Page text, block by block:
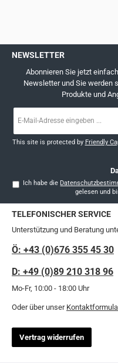
NEWSLETTER
Abonnieren Sie jetzt
Newsletter und Sie werden
Produkte und
Mail-
*
This site is protected by Friendly
Ich habe die
gelesen und
TELEFONISCHER SERVICE
Unterstützung und Beratung
Ö: +43 (0)676 355 45 30
D: +49 (0)89 210 318 96
Mo-Fr, 10:00 - 18:00 Uhr
Oder über unser
Vertrag widerrufen